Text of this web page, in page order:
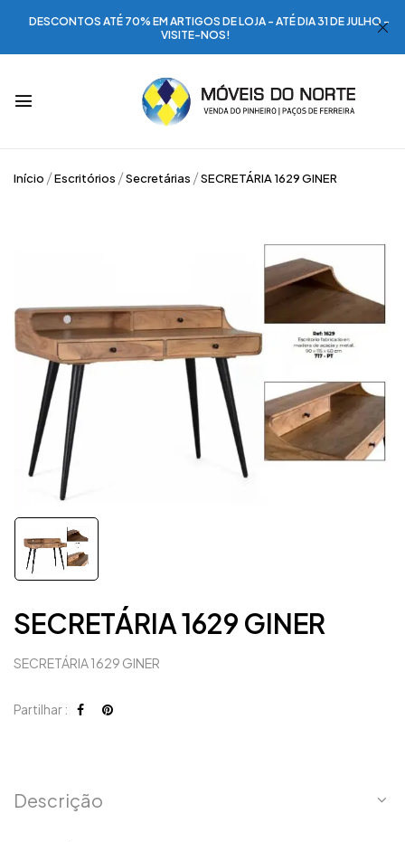
DESCONTOS ATÉ 70% EM ARTIGOS DE LOJA - ATÉ DIA 31 DE JULHO -
VISITE-NOS!
Início Escritórios Secretárias SECRETÁRIA 1629 GINER
SECRETÁRIA 1629 GINER
SECRETÁRIA 1629 GINER
Partilhar :
Descrição